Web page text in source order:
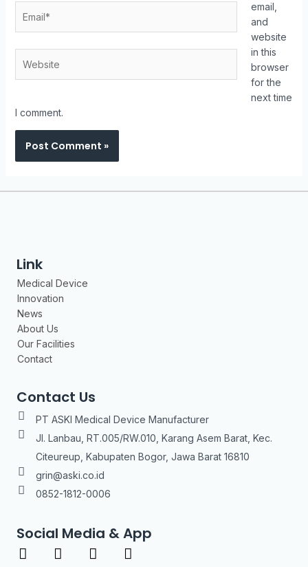
email,
and
website
in this
browser
for the
next time
I comment.
Link
Medical Device
Innovation
News
About Us
Our Facilities
Contact
Contact Us
PT ASKI Medical Device Manufacturer
Jl. Lanbau, RT.005/RW.010, Karang Asem Barat, Kec.
Citeureup, Kabupaten Bogor, Jawa Barat 16810
grin@aski.co.id
0852-1812-0006
Social Media & App